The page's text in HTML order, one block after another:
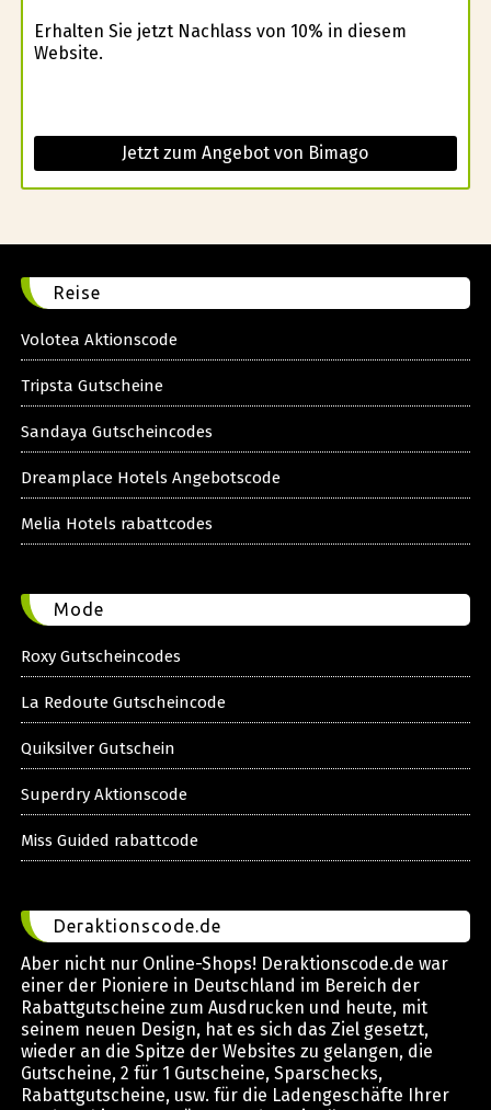
Erhalten Sie jetzt Nachlass von 10% in diesem
Website.
Jetzt zum Angebot von Bimago
Reise
Volotea Aktionscode
Tripsta Gutscheine
Sandaya Gutscheincodes
Dreamplace Hotels Angebotscode
Melia Hotels rabattcodes
Mode
Roxy Gutscheincodes
La Redoute Gutscheincode
Quiksilver Gutschein
Superdry Aktionscode
Miss Guided rabattcode
Deraktionscode.de
Aber nicht nur Online-Shops! Deraktionscode.de war
einer der Pioniere in Deutschland im Bereich der
Rabattgutscheine zum Ausdrucken und heute, mit
seinem neuen Design, hat es sich das Ziel gesetzt,
wieder an die Spitze der Websites zu gelangen, die
Gutscheine, 2 für 1 Gutscheine, Sparschecks,
Rabattgutscheine, usw. für die Ladengeschäfte Ihrer